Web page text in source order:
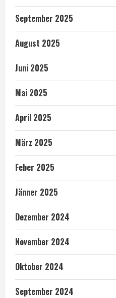
September 2025
August 2025
Juni 2025
Mai 2025
April 2025
März 2025
Feber 2025
Jänner 2025
Dezember 2024
November 2024
Oktober 2024
September 2024